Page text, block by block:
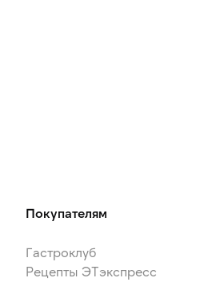
Покупателям
Гастроклуб
Рецепты ЭТэкспресс